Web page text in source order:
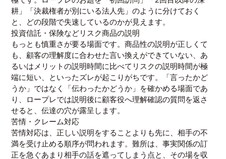
耕」「決裁権者が別にいる法人先」のように分けておく
と、どの段階で失速しているのかが見えます。
投資信託・保険などリスク商品の説明
もっとも慎重さが要る場面です。商品性の説明が正しくて
も、顧客の理解度に合わせた言い換えができていない、あ
るいはメリットの説明時間に比べてリスクの説明時間が極
端に短い、といったズレが起こりがちです。「言ったかど
うか」ではなく「伝わったかどうか」を確かめる場面であ
り、ロープレでは説明後に顧客役へ理解確認の質問を返さ
せると、伝達の穴が露呈します。
苦情・クレーム対応
苦情対応は、正しい説明をすることよりも先に、相手の不
満を受け止める順序が問われます。難所は、事実関係の訂
正を急ぐあまり相手の話を遮ってしまう点と、その場を収